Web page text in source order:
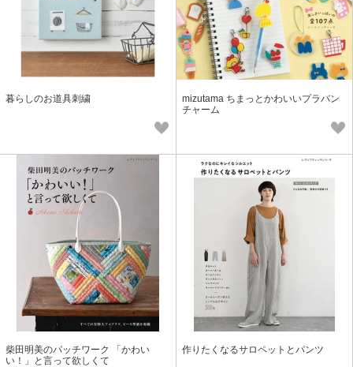
暮らしのお道具刺繍
mizutama ちまっとかわいいプラバン
チャーム
柴田明美のパッチワーク 「かわい
い！」と言って欲しくて
作りたくなるサロペットとパンツ